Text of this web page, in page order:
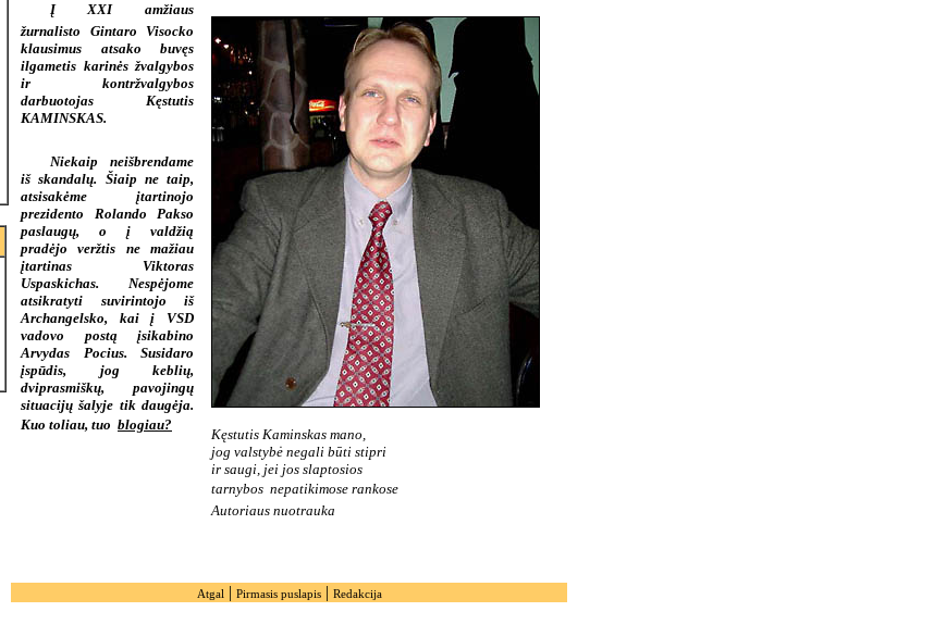
Kęstutis Kaminskas mano,
jog valstybė negali būti stipri
ir saugi, jei jos slaptosios
tarnybos  nepatikimose rankose
Autoriaus nuotrauka
Į XXI amžiaus
žurnalisto Gintaro Visocko
klausimus atsako buvęs
ilgametis karinės žvalgybos
ir kontržvalgybos
darbuotojas Kęstutis
KAMINSKAS.
Niekaip neišbrendame
iš skandalų. Šiaip ne taip,
atsisakėme įtartinojo
prezidento Rolando Pakso
paslaugų, o į valdžią
pradėjo veržtis ne mažiau
įtartinas Viktoras
Uspaskichas. Nespėjome
atsikratyti suvirintojo iš
Archangelsko, kai į VSD
vadovo postą įsikabino
Arvydas Pocius. Susidaro
įspūdis, jog keblių,
dviprasmiškų, pavojingų
situacijų šalyje tik daugėja.
Kuo toliau, tuo  blogiau?
Atgal | Pirmasis puslapis| Redakcija